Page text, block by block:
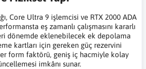
Core Ultra 9 işlemcisi ve RTX 2000 ADA
eş zamanlı çalışmasını kararlı
dönemde eklenebilecek ek depolama
kartları için gereken güç rezervini
form faktörü, geniş iç hacmiyle kolay
imkânı sunar.